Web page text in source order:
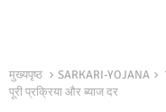
मुख्यपृष्ठ SARKARI-YOJANA
पूरी प्रक्रिया और ब्याज दर